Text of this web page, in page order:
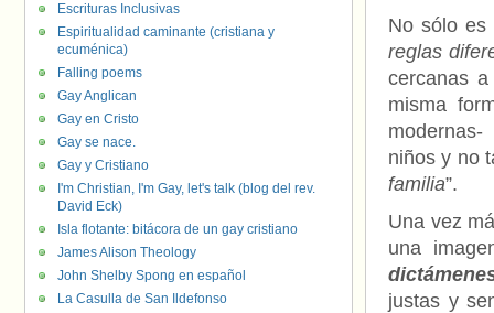
No sólo es
reglas
cercanas
misma
niños y no
familia”.
Una vez
una
justas y
Escrituras Inclusivas
Espiritualidad caminante (cristiana y
ecuménica)
Falling poems
Gay Anglican
Gay en Cristo
Gay se nace.
Gay y Cristiano
I'm Christian, I'm Gay, let's talk (blog del rev.
David Eck)
Isla flotante: bitácora de un gay cristiano
James Alison Theology
John Shelby Spong en español
La Casulla de San Ildefonso